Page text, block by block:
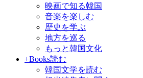
映画で知る韓国
音楽を楽しむ
歴史を学ぶ
地方を巡る
もっと韓国文化
+Books読む
韓国文学を読む